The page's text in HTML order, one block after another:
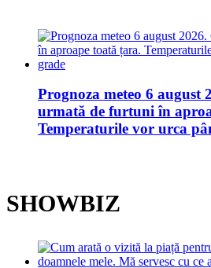
Prognoza meteo 6 august
urmată de furtuni în
Temperaturile vor urca
SHOWBIZ